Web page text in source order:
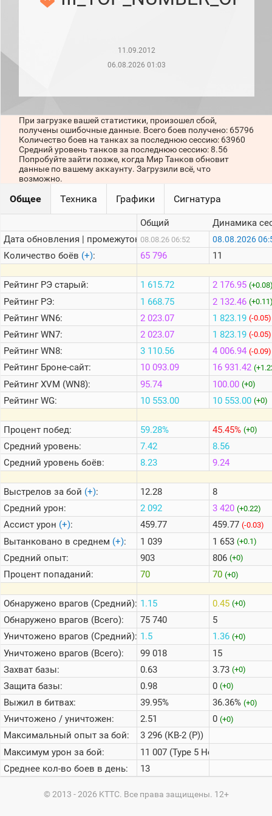
месяц)
сессии)
Кланы
Статистика
стримеров
Онлайн
Цветовая
шкала
Теlegram
ВК
Портал
Мира
Танков
11.09.2012
06.08.2026 01:03
При загрузке вашей статистики, произошел сбой,
получены ошибочные данные. Всего боев получено: 65796
Количество боев на танках за последнюю сессию: 63960
Средний уровень танков за последнюю сессию: 8.56
Попробуйте зайти позже, когда Мир Танков обновит
данные по вашему аккаунту. Загрузили всё, что
возможно.
Общее Техника Графики Сигнатура
Дата обновления | промежуток:
Количество боёв (+):
РейтингРЭ старый:
РейтингРЭ:
РейтингWN6:
РейтингWN7:
РейтингWN8:
РейтингБроне-сайт:
РейтингXVM (WN8):
РейтингWG:
Процент побед:
Средний уровень:
Средний уровень боёв:
Выстрелов за бой (+):
Средний урон:
Ассист урон (+):
Вытанковано в среднем (+):
Средний опыт:
Процент попаданий:
Обнаружено врагов (Средний):
Обнаружено врагов (Всего):
Уничтожено врагов (Средний):
Уничтожено врагов (Всего):
Захват базы:
Защита базы:
Выжил в битвах:
Уничтожено / уничтожен:
Максимальный опыт за бой:
Максимум урон за бой:
Среднее кол-во боев в день:
Общий
08.08.26 06:52
65 796
1 615.72
1 668.75
2 023.07
2 023.07
3 110.56
10 093.09
95.74
10 553.00
59.28%
7.42
8.23
12.28
2 092
459.77
1 039
903
70
1.15
75 740
1.5
99 018
0.63
0.98
39.95%
2.51
3 296 (КВ-2 (Р))
11 007 (Type 5 Heavy)
13
Динамика
08.08.2026
11
2 176.95
2 132.46
1 823.19 (-0.05)
1 823.19 (-0.05)
4 006.94 (-0.09)
16 931.42
100.00 (+0)
10 553.00 (+0)
45.45% (+0)
8.56
9.24
8
3 420 (+0.22)
459.77 (-0.03)
1 653 (+0.1)
806 (+0)
70 (+0)
0.45 (+0)
5
1.36 (+0)
15
3.73 (+0)
0 (+0)
36.36% (+0)
0 (+0)
© 2013 - 2026 KTTC. Все права защищены. 12+